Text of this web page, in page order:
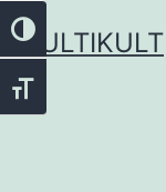
Veksle høykontrast
Veksle skriftstørrelse
Gå
til
innhold
MULTIKULT